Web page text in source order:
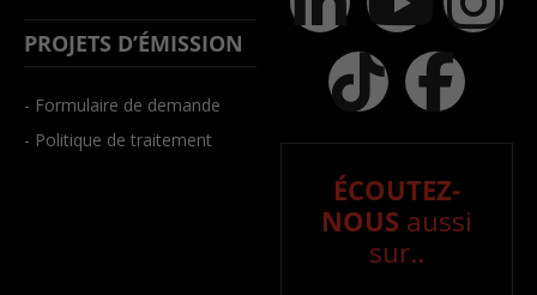
PROJETS D’ÉMISSION
- Formulaire de demande
- Politique de traitement
ÉCOUTEZ-
NOUS aussi
sur..